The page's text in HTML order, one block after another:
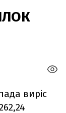
виріс